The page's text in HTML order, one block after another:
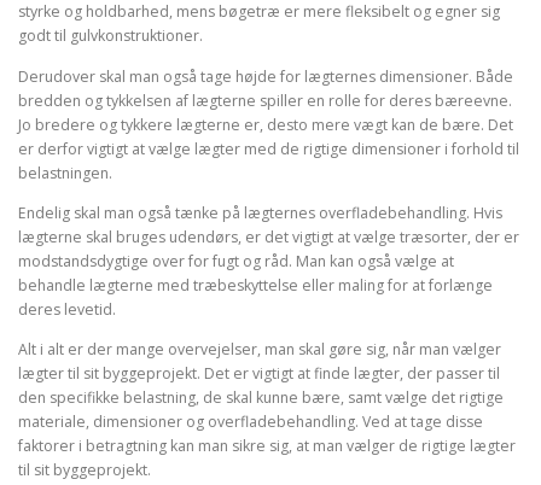
styrke og holdbarhed, mens bøgetræ er mere fleksibelt og egner sig
godt til gulvkonstruktioner.
Derudover skal man også tage højde for lægternes dimensioner. Både
bredden og tykkelsen af lægterne spiller en rolle for deres bæreevne.
Jo bredere og tykkere lægterne er, desto mere vægt kan de bære. Det
er derfor vigtigt at vælge lægter med de rigtige dimensioner i forhold til
belastningen.
Endelig skal man også tænke på lægternes overfladebehandling. Hvis
lægterne skal bruges udendørs, er det vigtigt at vælge træsorter, der er
modstandsdygtige over for fugt og råd. Man kan også vælge at
behandle lægterne med træbeskyttelse eller maling for at forlænge
deres levetid.
Alt i alt er der mange overvejelser, man skal gøre sig, når man vælger
lægter til sit byggeprojekt. Det er vigtigt at finde lægter, der passer til
den specifikke belastning, de skal kunne bære, samt vælge det rigtige
materiale, dimensioner og overfladebehandling. Ved at tage disse
faktorer i betragtning kan man sikre sig, at man vælger de rigtige lægter
til sit byggeprojekt.